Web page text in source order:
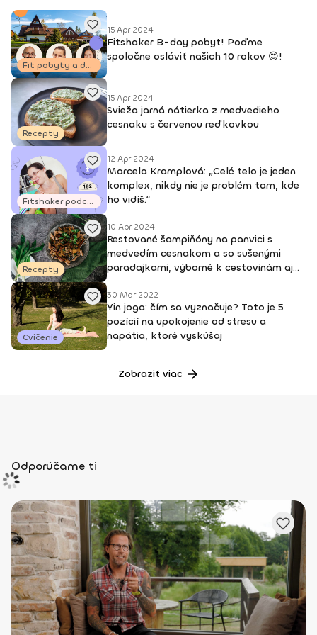
lektori: Bc. Michaela Hluchová (SR), Václav Krejčík (ČR)
Intenzívny odborný seminár Gravid jogy – lektor Ing. Dana
Beierová (ČR)
Fit pobyty a dovolenky
15 Apr 2024
Fitshaker B-day pobyt! Poďme
spoločne osláviť našich 10 rokov 😍!
Recepty
15 Apr 2024
Svieža jarná nátierka z medvedieho
cesnaku s červenou reďkovkou
Fitshaker podcasty
12 Apr 2024
Marcela Kramplová: „Celé telo je jeden
komplex, nikdy nie je problém tam, kde
ho vidíš.“
Recepty
10 Apr 2024
Restované šampiňóny na panvici s
medvedím cesnakom a so sušenými
paradajkami, výborné k cestovinám aj
Cvičenie
30 Mar 2022
Yin joga: čím sa vyznačuje? Toto je 5
pozícií na upokojenie od stresu a
napätia, ktoré vyskúšaj
Zobraziť viac
Odporúčame ti